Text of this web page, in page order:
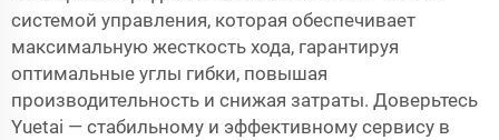
системой управления, которая обеспечивает
максимальную жесткость хода, гарантируя
оптимальные углы гибки, повышая
производительность и снижая затраты. Доверьтесь
Yuetai — стабильному и эффективному сервису в